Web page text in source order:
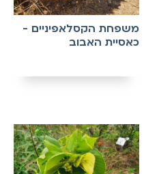
משפחת הקסלאפיניים -
כאסיית האבוב